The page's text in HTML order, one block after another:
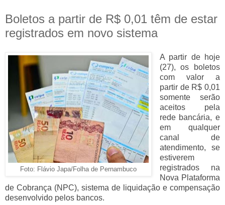
Boletos a partir de R$ 0,01 têm de estar
registrados em novo sistema
Foto: Flávio Japa/Folha de Pernambuco
A partir de hoje
(27), os boletos
com valor a
partir de R$ 0,01
somente serão
aceitos pela
rede bancária, e
em qualquer
canal de
atendimento, se
estiverem
registrados na
Nova Plataforma
de Cobrança (NPC), sistema de liquidação e compensação
desenvolvido pelos bancos.